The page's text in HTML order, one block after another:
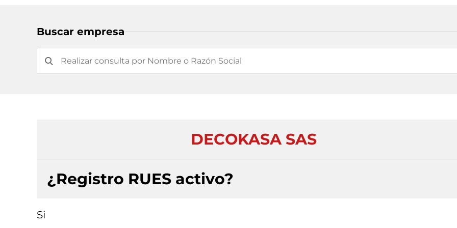
Buscar empresa
DECOKASA SAS
¿Registro RUES activo?
Si